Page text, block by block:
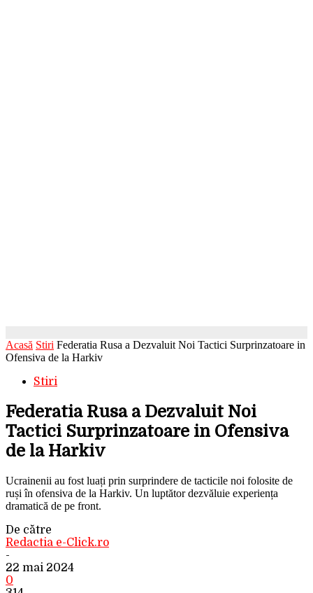
Acasă Stiri Federatia Rusa a Dezvaluit Noi Tactici Surprinzatoare in
Ofensiva de la Harkiv
Stiri
Federatia Rusa a Dezvaluit Noi
Tactici Surprinzatoare in Ofensiva
de la Harkiv
Ucrainenii au fost luați prin surprindere de tacticile noi folosite de
ruși în ofensiva de la Harkiv. Un luptător dezvăluie experiența
dramatică de pe front.
De către
Redactia e-Click.ro
-
22 mai 2024
0